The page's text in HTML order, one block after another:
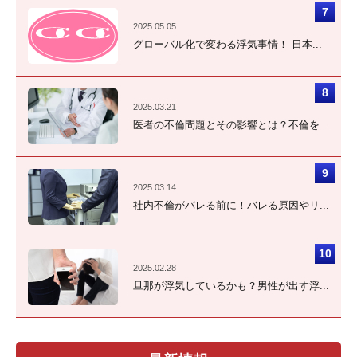
2025.05.05
グローバル化で変わる浮気事情！ 日本...
2025.03.21
医者の不倫問題とその影響とは？不倫を...
2025.03.14
社内不倫がバレる前に！バレる原因やリ...
2025.02.28
旦那が浮気しているかも？男性が出す浮...